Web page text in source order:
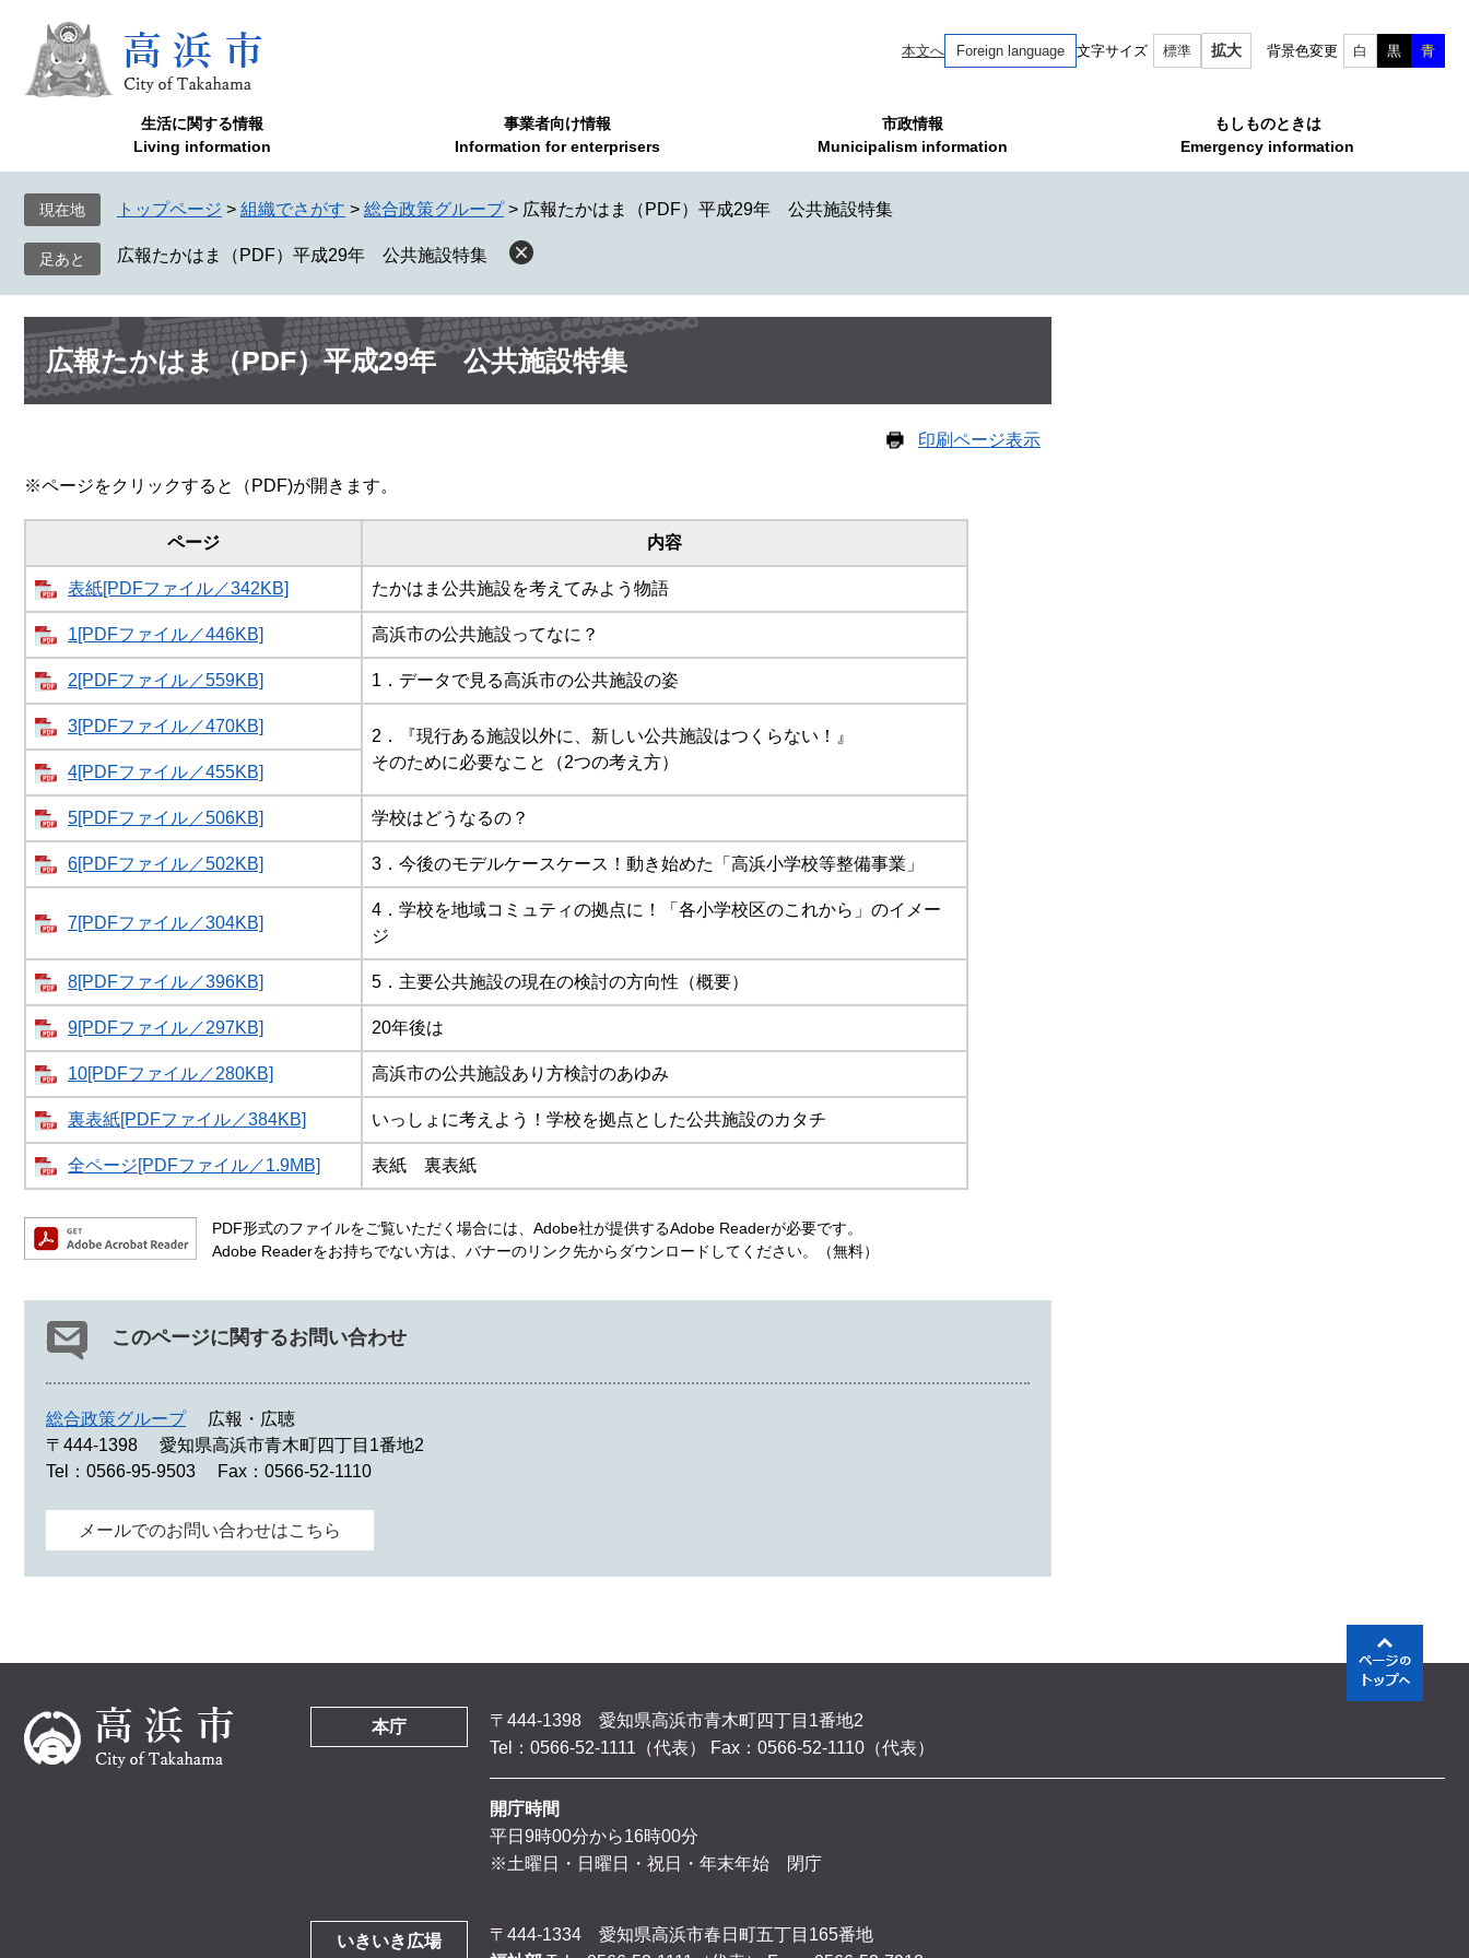
で
ば
へ
本文へ Foreign language 文字サイズ 標準 拡大 背景色変更 白 黒 青
生活に関する情報
Living information
事業者向け情報
Information for enterprisers
市政情報
Municipalism information
もしものときは
Emergency information
現在地 トップページ > 組織でさがす > 総合政策グループ > 広報たかはま（PDF）平成29年 公共施設特集
広報たかはま（PDF）平成29年 公共施設特集
本
文 広報たかはま（PDF）平成29年 公共施設特集
印刷ページ表示
※ページをクリックすると（PDF)が開きます。
ページ 内容
表紙[PDFファイル／342KB] たかはま公共施設を考えてみよう物語
1[PDFファイル／446KB] 高浜市の公共施設ってなに？
2[PDFファイル／559KB] 1．データで見る高浜市の公共施設の姿
3[PDFファイル／470KB]
2．『現行ある施設以外に、新しい公共施設はつくらない！』
そのために必要なこと（2つの考え方）
4[PDFファイル／455KB]
5[PDFファイル／506KB] 学校はどうなるの？
6[PDFファイル／502KB] 3．今後のモデルケースケース！動き始めた「高浜小学校等整備事業」
7[PDFファイル／304KB]
4．学校を地域コミュティの拠点に！「各小学校区のこれから」のイメー
ジ
8[PDFファイル／396KB] 5．主要公共施設の現在の検討の方向性（概要）
9[PDFファイル／297KB] 20年後は
10[PDFファイル／280KB] 高浜市の公共施設あり方検討のあゆみ
裏表紙[PDFファイル／384KB] いっしょに考えよう！学校を拠点とした公共施設のカタチ
全ページ[PDFファイル／1.9MB] 表紙 裏表紙
PDF形式のファイルをご覧いただく場合には、Adobe社が提供するAdobe Readerが必要です。
Adobe Readerをお持ちでない方は、バナーのリンク先からダウンロードしてください。（無料）
このページに関するお問い合わせ
総合政策グループ
広報・広聴
〒444-1398
愛知県高浜市青木町四丁目1番地2
Tel：0566-95-9503
Fax：0566-52-1110
メールでのお問い合わせはこちら
本庁
〒444-1398 愛知県高浜市青木町四丁目1番地2
Tel：0566-52-1111（代表）
Fax：0566-52-1110（代表）
開庁時間
平日9時00分から16時00分
※土曜日・日曜日・祝日・年末年始 閉庁
いきいき広場
〒444-1334 愛知県高浜市春日町五丁目165番地